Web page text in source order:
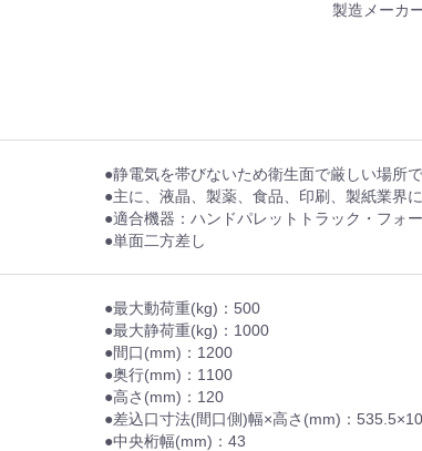
製造メーカ
●静電気を帯びないため衛生面で厳しい場所
●主に、液晶、製薬、食品、印刷、製紙業界
●適合機器：ハンドパレットトラック・フォ
●単面二方差し
●最大動荷重(kg)：500
●最大静荷重(kg)：1000
●間口(mm)：1200
●奥行(mm)：1100
●高さ(mm)：120
●差込口寸法(間口側)幅×高さ(mm)：
●中央桁幅(mm)：43